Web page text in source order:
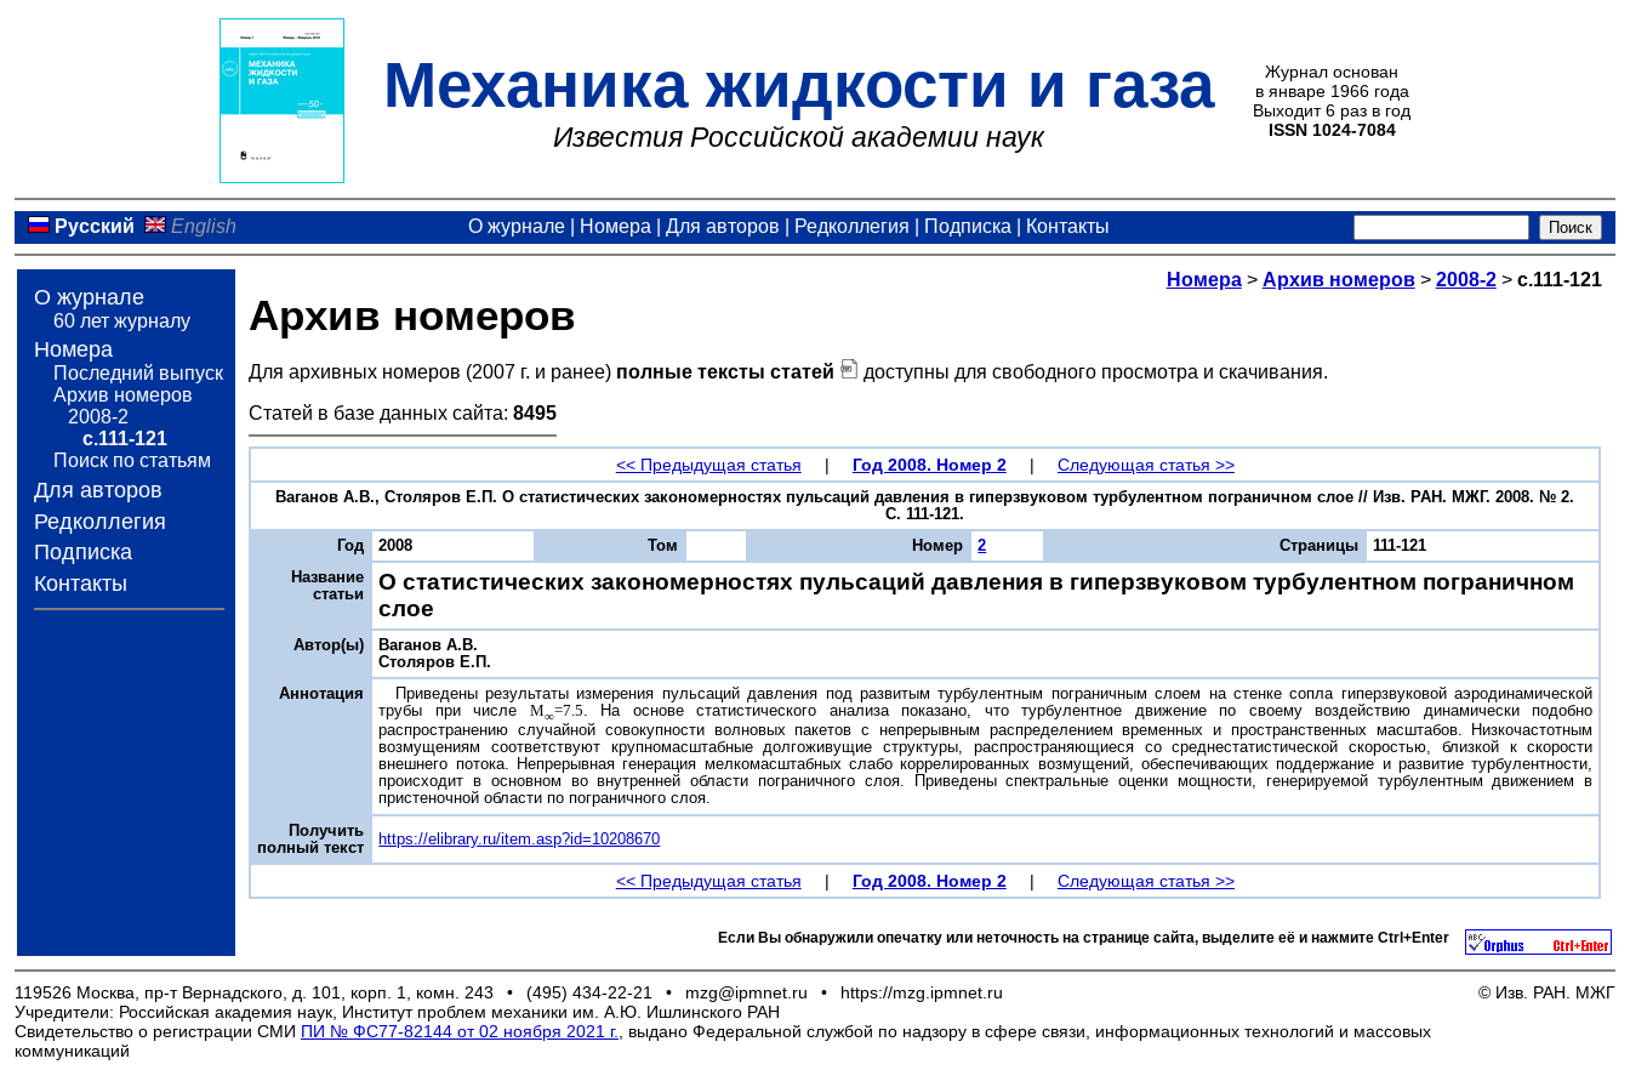
Механика жидкости и газа
Известия Российской академии наук
Журнал основан
в январе 1966 года
Выходит 6 раз в год
ISSN 1024-7084
Русский English О журнале Номера Для авторов Редколлегия Подписка Контакты
О журнале
60 лет журналу
Номера
Последний выпуск
Архив номеров
2008-2
с.111-121
Поиск по статьям
Для авторов
Редколлегия
Подписка
Контакты
Номера> Архив номеров> 2008-2> с.111-121
Архив номеров
Для архивных номеров (2007 г. и ранее) полные тексты статей
доступны для свободного просмотра и скачивания.
Статей в базе данных сайта: 8495
<< Предыдущая статья | Год 2008. Номер 2 | Следующая статья >>
Ваганов А.В., Столяров Е.П. О статистических закономерностях пульсаций давления в гиперзвуковом турбулентном пограничном слое // Изв. РАН. МЖГ. 2008. № 2.
С. 111-121.
Год
2008 Том Номер 2 Страницы
111-121
Название
статьи
О статистических закономерностях пульсаций давления в гиперзвуковом турбулентном пограничном
слое
Автор(ы)
Ваганов А.В.
Столяров Е.П.
Аннотация
Приведены результаты измерения пульсаций давления под развитым турбулентным пограничным слоем на стенке сопла гиперзвуковой аэродинамической
трубы при числе М∞=7.5. На основе статистического анализа показано, что турбулентное движение по своему воздействию динамически подобно
распространению случайной совокупности волновых пакетов с непрерывным распределением временных и пространственных масштабов. Низкочастотным
возмущениям соответствуют крупномасштабные долгоживущие структуры, распространяющиеся со среднестатистической скоростью, близкой к скорости
внешнего потока. Непрерывная генерация мелкомасштабных слабо коррелированных возмущений, обеспечивающих поддержание и развитие турбулентности,
происходит в основном во внутренней области пограничного слоя. Приведены спектральные оценки мощности, генерируемой турбулентным движением в
пристеночной области по пограничного слоя.
Получить
полный текст
https://elibrary.ru/item.asp?id=10208670
<< Предыдущая статья | Год 2008. Номер 2 | Следующая статья >>
Если Вы обнаружили опечатку или неточность на странице сайта, выделите её и нажмите Ctrl+Enter
119526 Москва, пр-т Вернадского, д. 101, корп. 1, комн. 243 • (495) 434-22-21 • mzg@ipmnet.ru •
https://mzg.ipmnet.ru
Учредители: Российская академия наук, Институт проблем механики им. А.Ю. Ишлинского РАН
Свидетельство о регистрации СМИ ПИ № ФС77-82144 от 02 ноября 2021 г.
, выдано Федеральной службой по надзору в сфере связи, информационных технологий и массовых
коммуникаций
© Изв. РАН. МЖГ